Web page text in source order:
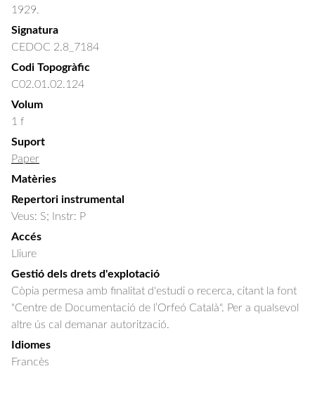
1929.
Signatura
CEDOC 2.8_7184
Codi Topogràfic
C02.01.02.124
Volum
1 f
Suport
Paper
Matèries
Repertori instrumental
Veus: S; Instr: P
Accés
Lliure
Gestió dels drets d'explotació
Còpia permesa amb finalitat d'estudi o recerca, citant la font
"Centre de Documentació de l’Orfeó Català". Per a qualsevol
altre ús cal demanar autorització.
Idiomes
Francès